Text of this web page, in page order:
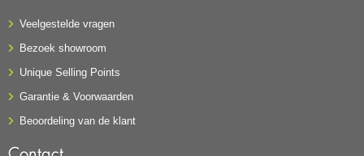
Veelgestelde vragen
Bezoek showroom
Unique Selling Points
Garantie & Voorwaarden
Beoordeling van de klant